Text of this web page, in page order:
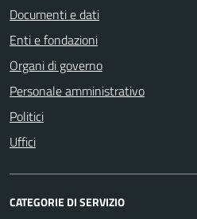
Documenti e dati
Enti e fondazioni
Organi di governo
Personale amministrativo
Politici
Uffici
CATEGORIE DI SERVIZIO